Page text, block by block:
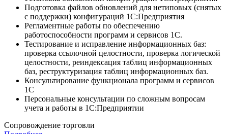
Подготовка файлов обновлений для нетиповых (снятых
с поддержки) конфигураций 1С:Предприятия
Регламентные работы по обеспечению
работоспособности программ и сервисов 1С.
Тестирование и исправление информационных баз:
проверка ссылочной целостности, проверка логической
целостности, реиндексация таблиц информационных
баз, реструктуризация таблиц информационных баз.
Консультирование функционала программ и сервисов
1С
Персональные консультации по сложным вопросам
учета и работы в 1С:Предприятии
Сопровождение торговли